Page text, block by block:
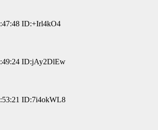
ID:+Irl4kO4
ID:jAy2DlEw
ID:7i4okWL8